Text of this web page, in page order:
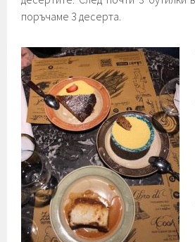
поръчаме 3 десерта.